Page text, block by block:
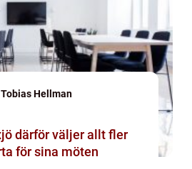
Tobias Hellman
fler
för sina möten